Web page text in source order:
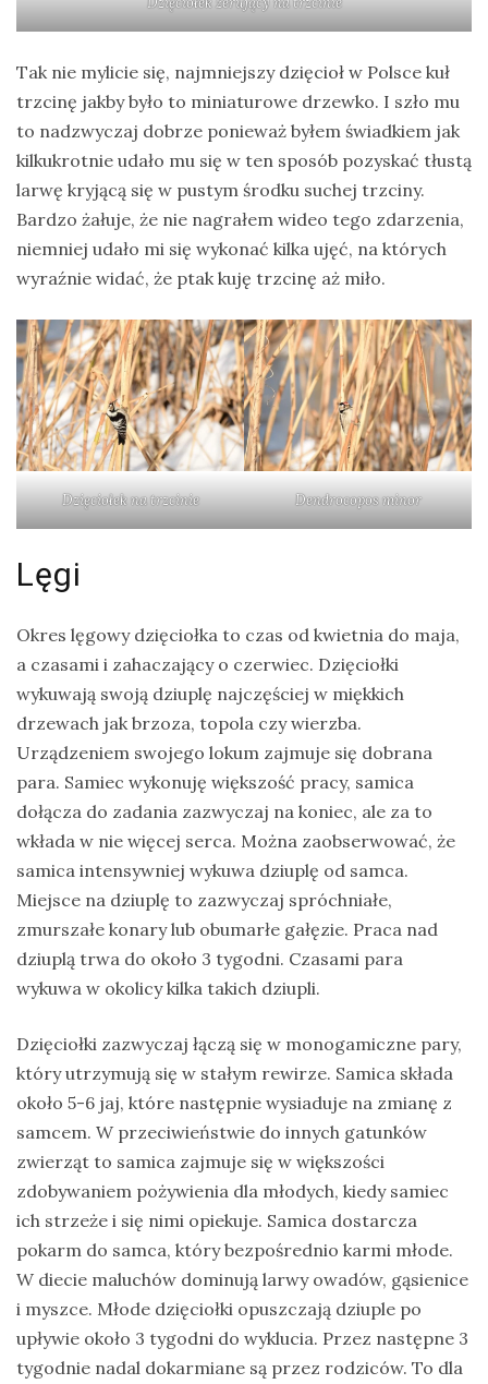
Tak nie mylicie się, najmniejszy dzięcioł w Polsce kuł
trzcinę jakby było to miniaturowe drzewko. I szło mu
to nadzwyczaj dobrze ponieważ byłem świadkiem jak
kilkukrotnie udało mu się w ten sposób pozyskać tłustą
larwę kryjącą się w pustym środku suchej trzciny.
Bardzo żałuje, że nie nagrałem wideo tego zdarzenia,
niemniej udało mi się wykonać kilka ujęć, na których
wyraźnie widać, że ptak kuję trzcinę aż miło.
Dzięciołek na trzcinie Dendrocopos minor
Lęgi
Okres lęgowy dzięciołka to czas od kwietnia do maja,
a czasami i zahaczający o czerwiec. Dzięciołki
wykuwają swoją dziuplę najczęściej w miękkich
drzewach jak brzoza, topola czy wierzba.
Urządzeniem swojego lokum zajmuje się dobrana
para. Samiec wykonuję większość pracy, samica
dołącza do zadania zazwyczaj na koniec, ale za to
wkłada w nie więcej serca. Można zaobserwować, że
samica intensywniej wykuwa dziuplę od samca.
Miejsce na dziuplę to zazwyczaj spróchniałe,
zmurszałe konary lub obumarłe gałęzie. Praca nad
dziuplą trwa do około 3 tygodni. Czasami para
wykuwa w okolicy kilka takich dziupli.
Dzięciołki zazwyczaj łączą się w monogamiczne pary,
który utrzymują się w stałym rewirze. Samica składa
około 5-6 jaj, które następnie wysiaduje na zmianę z
samcem. W przeciwieństwie do innych gatunków
zwierząt to samica zajmuje się w większości
zdobywaniem pożywienia dla młodych, kiedy samiec
ich strzeże i się nimi opiekuje. Samica dostarcza
pokarm do samca, który bezpośrednio karmi młode.
W diecie maluchów dominują larwy owadów, gąsienice
i myszce. Młode dzięciołki opuszczają dziuple po
upływie około 3 tygodni do wyklucia. Przez następne 3
tygodnie nadal dokarmiane są przez rodziców. To dla